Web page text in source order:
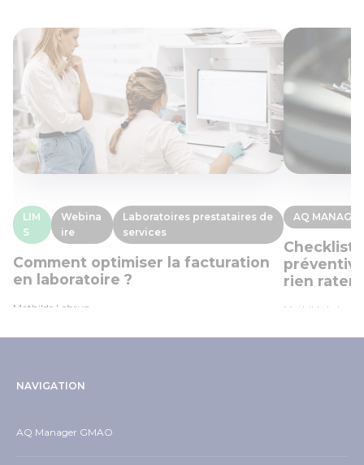
LIM
S
Webina
ire
Laboratoires prestataires de
services
Comment optimiser la facturation
en laboratoire ?
Mathilde Lebrun
AQ
Checklist
rien rater
Mathilde Lebrun
NAVIGATION
AQ Manager GMAO